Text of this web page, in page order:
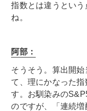
指数とは違うとい
ね。
阿部：
そうそう。算出開始
て、理にかなった
す。お馴染みの
のですが、「連続